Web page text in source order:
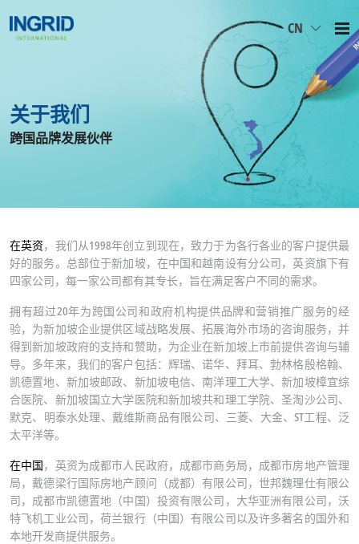
CN
关于我们
跨国品牌发展伙伴
在英资，我们从1998年创立到现在，致力于为各行各业的客户提供最
好的服务。总部位于新加坡，在中国和越南设有分公司，英资旗下有
四家公司，每一家公司都有其专长，旨在满足客户不同的需求。
拥有超过20年为跨国公司和政府机构提供品牌和营销推广服务的经
验，为新加坡企业提供区域战略发展、拓展海外市场的咨询服务，并
得到新加坡政府的支持和赞助，为企业在新加坡上市前提供咨询与辅
导。多年来，我们的客户包括：辉瑞、诺华、拜耳、勃林格殷格翰、
凯德置地、新加坡邮政、新加坡电信、南洋理工大学、新加坡樟宜综
合医院、新加坡国立大学医院和新加坡共和理工学院、圣淘沙公司、
默克、明泰水处理、戴维斯商品有限公司、三菱、大金、ST工程、泛
太平洋等。
在中国，英资为成都市人民政府，成都市商务局，成都市房地产管理
局，戴德梁行国际房地产顾问（成都）有限公司，世邦魏理仕有限公
司，成都市凯德置地（中国）投资有限公司，大华亚洲有限公司，沃
特飞机工业公司，荷兰银行（中国）有限公司以及许多著名的国外和
本地开发商提供服务。